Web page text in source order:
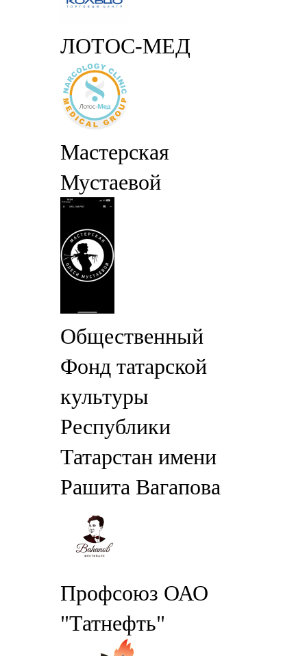
ЛОТОС-МЕД
Мастерская
Мустаевой
Общественный
Фонд татарской
культуры
Республики
Татарстан имени
Рашита Вагапова
Профсоюз ОАО
"Татнефть"